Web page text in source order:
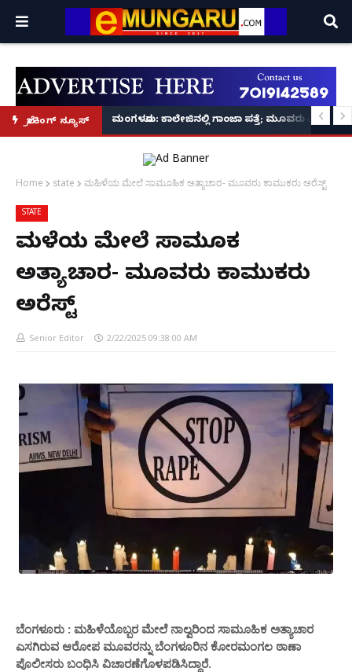
ಬ್ರೇಕಿಂಗ್ ನ್ಯೂಸ್
ಪ್ರಕಟಣೆ ಪ್ರಕರಣ5 ಮಂದಿ ವಿದ್ಯಾರ್ಥಿಗಳು ಬಂಧನ
ಮಂಗಳೂರು: ಕಾಲೇಜಿನಲ್ಲಿ ಗಾಂಜಾ ಪತ್ತೆ; ಮೂವರು
Home state ಮಹಿಳೆಯ ಮೇಲೆ ಸಾಮೂಹಿಕ ಅತ್ಯಾಚಾರ- ಮೂವರು ಕಾಮುಕರು ಅರೆಸ್ಟ್
STATE
ಮಹಿಳೆಯ ಮೇಲೆ ಸಾಮೂಹಿಕ
ಅತ್ಯಾಚಾರ- ಮೂವರು ಕಾಮುಕರು
ಅರೆಸ್ಟ್
Senior Editor 2/22/2025 09:38:00 AM
ಬೆಂಗಳೂರು : ಮಹಿಳೆಯೊಬ್ಬರ ಮೇಲೆ ನಾಲ್ವರಿಂದ ಸಾಮೂಹಿಕ ಅತ್ಯಾಚಾರ
ಎಸಗಿರುವ ಆರೋಪ ಮೂವರನ್ನು ಬೆಂಗಳೂರಿನ ಕೋರಮಂಗಲ ಠಾಣಾ
ಪೊಲೀಸರು ಬಂಧಿಸಿ ವಿಚಾರಣೆಗೊಳಪಡಿಸಿದ್ದಾರೆ.